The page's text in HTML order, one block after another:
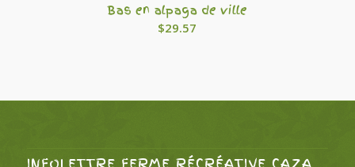
Bas en alpaga de ville
$29.57